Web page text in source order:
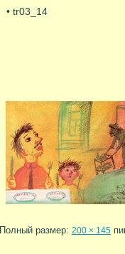
• tr03_14
Полный размер: 200 × 145